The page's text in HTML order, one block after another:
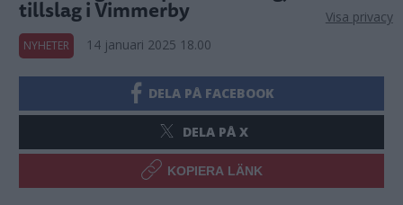
tillslag i Vimmerby
NYHETER 14 januari 2025 18.00
DELA PÅ FACEBOOK
DELA PÅ X
KOPIERA LÄNK
Visa privacy